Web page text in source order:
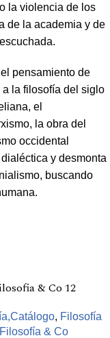
la violencia de los
de la academia y de
pensamiento de
la filosofía del siglo
el
la obra del
occidental
y desmonta
buscando
& Co 12
, Filosofía
Filosofía & Co